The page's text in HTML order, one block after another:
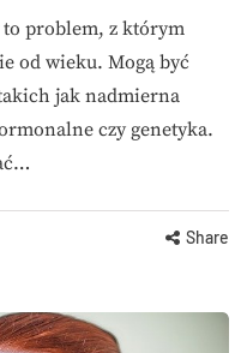
problem, z którym
od wieku. Mogą być
jak nadmierna
czy genetyka.
Share